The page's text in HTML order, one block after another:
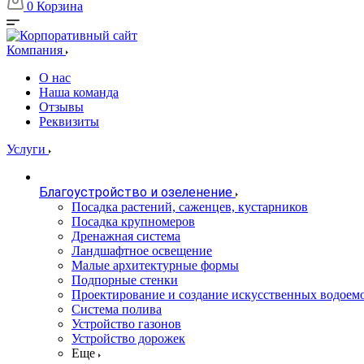
0 Корзина
Компания
О нас
Наша команда
Отзывы
Реквизиты
Услуги
Благоустройство и озеленение
Посадка растений, саженцев, кустарников
Посадка крупномеров
Дренажная система
Ландшафтное освещение
Малые архитектурные формы
Подпорные стенки
Проектирование и создание искусственных
Система полива
Устройство газонов
Устройство дорожек
Еще